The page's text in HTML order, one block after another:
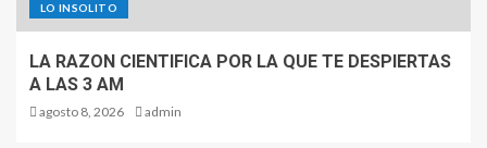
LO INSOLITO
LA RAZON CIENTIFICA POR LA QUE TE DESPIERTAS
A LAS 3 AM
agosto 8, 2026 admin